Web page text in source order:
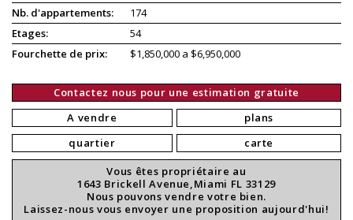
Nb. d'appartements:
174
Etages:
54
Fourchette de prix:
$1,850,000 a $6,950,000
Contactez nous pour une estimation gratuite
A vendre
quartier
plans
carte
Vous êtes propriétaire au
1643 Brickell Avenue,Miami FL 33129
Nous pouvons vendre votre bien.
Laissez-nous vous envoyer une proposition aujourd'hui!